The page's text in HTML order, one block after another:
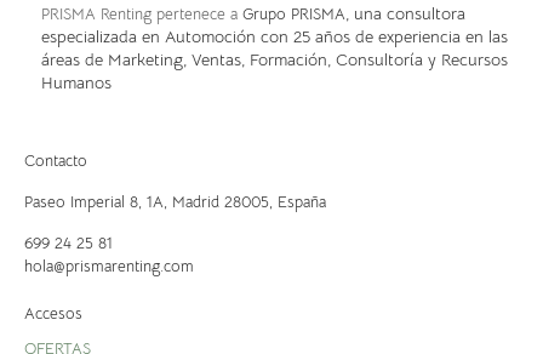
PRISMA Renting pertenece a Grupo PRISMA, una consultora
especializada en Automoción con 25 años de experiencia en las
áreas de Marketing, Ventas, Formación, Consultoría y Recursos
Humanos
Contacto
Paseo Imperial 8, 1A, Madrid 28005, España
699 24 25 81
hola@prismarenting.com
Accesos
OFERTAS